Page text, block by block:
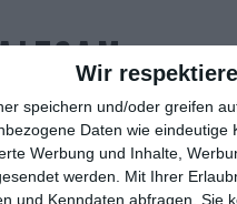
Wir
speichern und/oder greifen
Daten wie
Werbung und Inhalte,
werden.
Mit Ihrer
und Kenndaten abfragen. Sie
nicht in Form
eine besonders
von Donald Duck im